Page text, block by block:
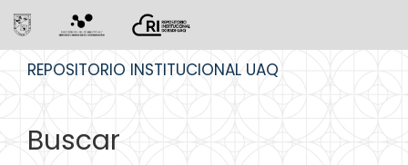
REPOSITORIO INSTITUCIONAL UAQ
Buscar